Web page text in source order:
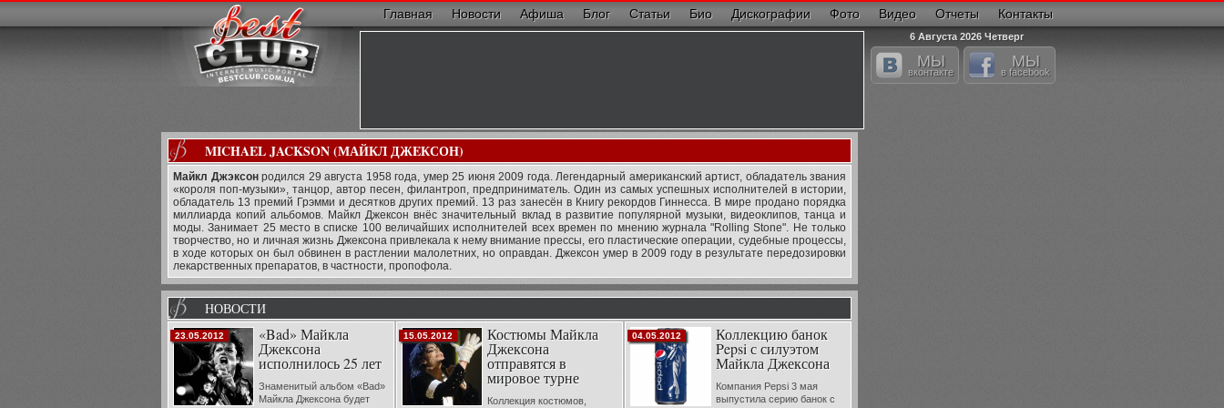
Главная Новости Афиша Блог Статьи Био Дискографии Фото Видео Отчеты Контакты
6 Августа 2026 Четверг
МЫ
вконтакте
МЫ
в facebook
MICHAEL JACKSON (МАЙКЛ ДЖEКСОН)
Майкл Джэксонродился 29 августа 1958 года, умер 25 июня 2009 года. Легендарный американский артист, обладатель звания
«короля поп-музыки», танцор, автор песен, филантроп, предприниматель. Один из самых успешных исполнителей в истории,
обладатель 13 премий Грэмми и десятков других премий. 13 раз занесён в Книгу рекордов Гиннесса. B мире продано порядка
миллиарда копий альбомов. Майкл Джексон внёс значительный вклад в развитие популярной музыки, видеоклипов, танца и
моды. Занимает 25 место в списке 100 величайших исполнителей всех времен по мнению журнала "Rolling Stone". Не только
творчество, но и личная жизнь Джексона привлекала к нему внимание прессы, его пластические операции, судебные процессы,
в ходе которых он был обвинен в растлении малолетних, но оправдан. Джексон умер в 2009 году в результате передозировки
лекарственных препаратов, в частности, пропофола.
НОВОСТИ
«Bad» Майкла
Джексона
исполнилось 25 лет
Знаменитый альбом «Bad»
Майкла Джексона будет
23.05.2012 Костюмы Майкла
Джексона
отправятся в
мировое турне
Коллекция костюмов,
15.05.2012 Коллекцию банок
Pepsi с силуэтом
Майкла Джексона
Компания Pepsi 3 мая
выпустила серию банок с
04.05.2012